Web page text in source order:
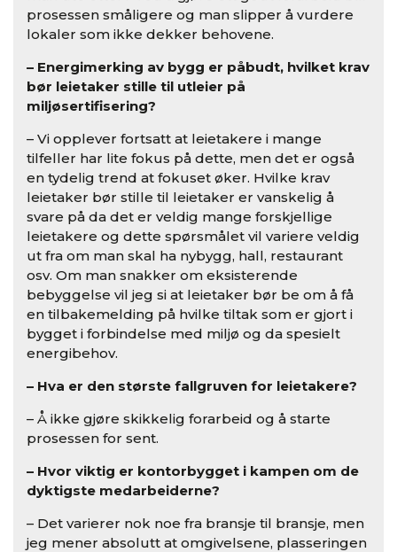
prosessen småligere og man slipper å vurdere
lokaler som ikke dekker behovene.
– Energimerking av bygg er påbudt, hvilket krav
bør leietaker stille til utleier på
miljøsertifisering?
– Vi opplever fortsatt at leietakere i mange
tilfeller har lite fokus på dette, men det er også
en tydelig trend at fokuset øker. Hvilke krav
leietaker bør stille til leietaker er vanskelig å
svare på da det er veldig mange forskjellige
leietakere og dette spørsmålet vil variere veldig
ut fra om man skal ha nybygg, hall, restaurant
osv. Om man snakker om eksisterende
bebyggelse vil jeg si at leietaker bør be om å få
en tilbakemelding på hvilke tiltak som er gjort i
bygget i forbindelse med miljø og da spesielt
energibehov.
– Hva er den største fallgruven for leietakere?
– Å ikke gjøre skikkelig forarbeid og å starte
prosessen for sent.
– Hvor viktig er kontorbygget i kampen om de
dyktigste medarbeiderne?
– Det varierer nok noe fra bransje til bransje, men
jeg mener absolutt at omgivelsene, plasseringen